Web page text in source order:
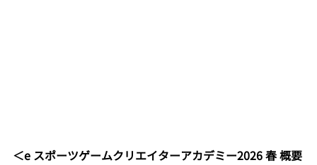
＜e スポーツゲームクリエイターアカデミー2026 春 概要